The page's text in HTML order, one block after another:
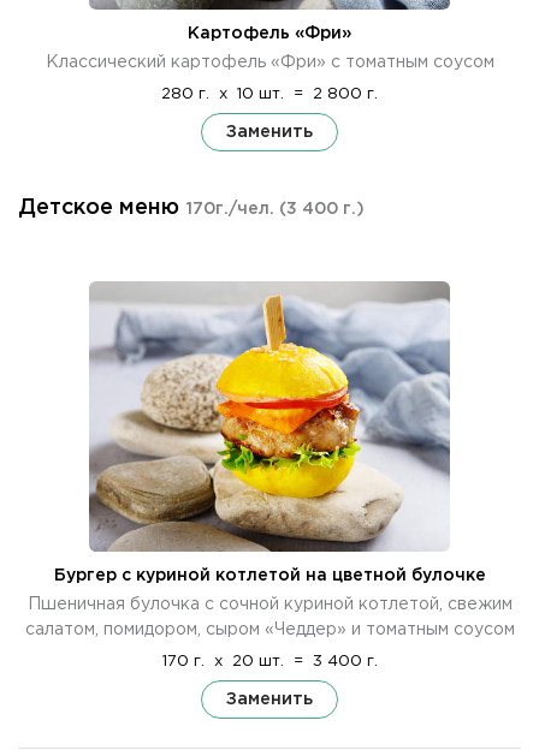
Картофель «Фри»
Классический картофель «Фри» с томатным соусом
280 г. x 10 шт. = 2 800 г.
Заменить
Детское меню 170г./чел. (3 400 г.)
Бургер с куриной котлетой на цветной булочке
Пшеничная булочка с сочной куриной котлетой, свежим
салатом, помидором, сыром «Чеддер» и томатным соусом
170 г. x 20 шт. = 3 400 г.
Заменить